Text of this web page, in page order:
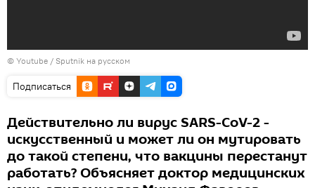
© Youtube / Sputnik на русском
Подписаться
Действительно ли вирус SARS-CoV-2 -
искусственный и может ли он мутировать
до такой степени, что вакцины перестанут
работать? Объясняет доктор медицинских